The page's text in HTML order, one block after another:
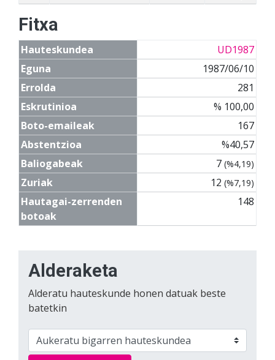
Fitxa
Hauteskundea
UD1987
Eguna
1987/06/10
Errolda
281
Eskrutinioa
% 100,00
Boto-emaileak
167
Abstentzioa
%40,57
Baliogabeak
7 (%4,19)
Zuriak 12 (%7,19)
Hautagai-zerrenden
botoak
148
Alderaketa
Alderatu hauteskunde honen datuak beste
batetkin